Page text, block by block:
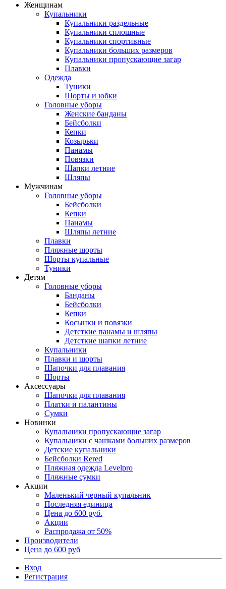
Женщинам
Купальники
Купальники раздельные
Купальники сплошные
Купальники спортивные
Купальники больших размеров
Купальники пропускающие загар
Плавки
Одежда
Туники
Шорты и юбки
Головные уборы
Женские банданы
Бейсболки
Кепки
Козырьки
Панамы
Повязки
Шапки летние
Шляпы
Мужчинам
Головные уборы
Бейсболки
Кепки
Панамы
Шляпы летние
Плавки
Пляжные шорты
Шорты купальные
Туники
Детям
Головные уборы
Банданы
Бейсболки
Кепки
Косынки и повязки
Детсткие панамы и шляпы
Детсткие шапки летние
Купальники
Плавки и шорты
Шапочки для плавания
Шорты
Аксессуары
Шапочки для плавания
Платки и палантины
Сумки
Новинки
Купальники пропускающие загар
Купальники с чашками больших размеров
Детские купальники
Бейсболки Rered
Пляжная одежда Levelpro
Пляжные сумки
Акции
Маленький черный купальник
Последняя единица
Цена до 600 руб.
Акции
Распродажа от 50%
Производители
Цена до 600 руб
Вход
Регистрация